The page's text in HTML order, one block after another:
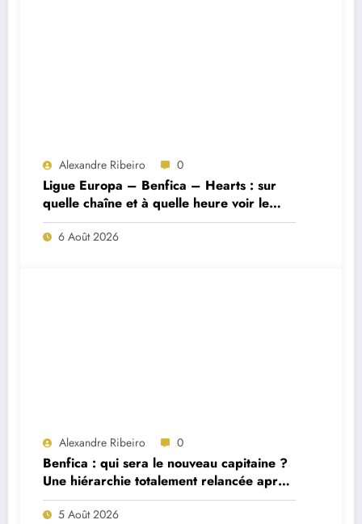
Alexandre Ribeiro 0
Ligue Europa – Benfica – Hearts : sur
quelle chaîne et à quelle heure voir le
match ?
6 Août 2026
Alexandre Ribeiro 0
Benfica : qui sera le nouveau capitaine ?
Une hiérarchie totalement relancée après
deux départs majeurs
5 Août 2026